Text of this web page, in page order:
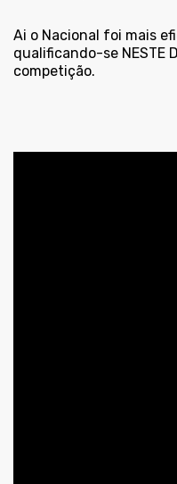
Ai o Nacional foi mais
qualificando-se NESTE
competição.